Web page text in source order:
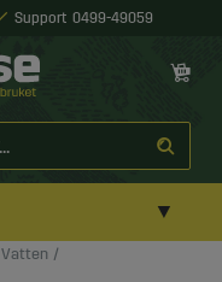
Support 0499-49059
▼
Vatten